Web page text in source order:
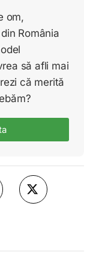
om,
România
să afli mai
că merită